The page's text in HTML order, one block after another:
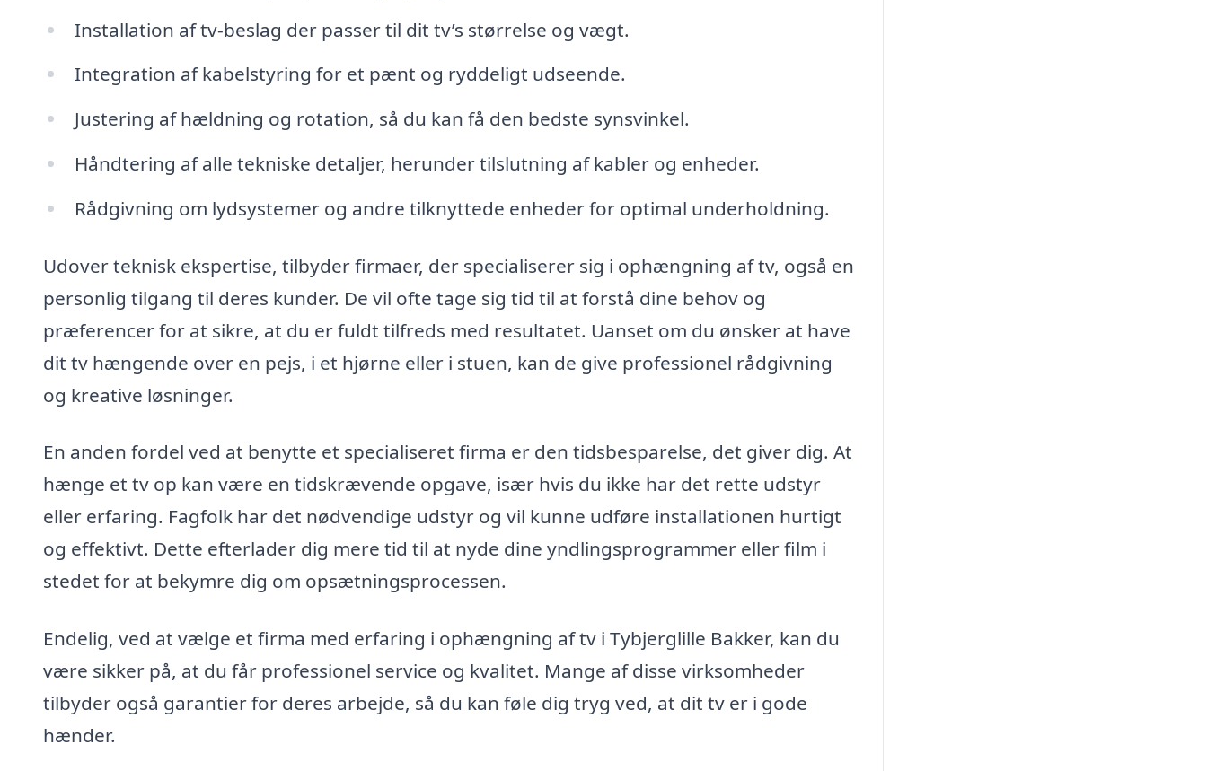
Installation af tv-beslag der passer til dit tv’s størrelse og vægt.
Integration af kabelstyring for et pænt og ryddeligt udseende.
Justering af hældning og rotation, så du kan få den bedste synsvinkel.
Håndtering af alle tekniske detaljer, herunder tilslutning af kabler og enheder.
Rådgivning om lydsystemer og andre tilknyttede enheder for optimal underholdning.
Udover teknisk ekspertise, tilbyder firmaer, der specialiserer sig i ophængning af tv, også en
personlig tilgang til deres kunder. De vil ofte tage sig tid til at forstå dine behov og
præferencer for at sikre, at du er fuldt tilfreds med resultatet. Uanset om du ønsker at have
dit tv hængende over en pejs, i et hjørne eller i stuen, kan de give professionel rådgivning
og kreative løsninger.
En anden fordel ved at benytte et specialiseret firma er den tidsbesparelse, det giver dig. At
hænge et tv op kan være en tidskrævende opgave, især hvis du ikke har det rette udstyr
eller erfaring. Fagfolk har det nødvendige udstyr og vil kunne udføre installationen hurtigt
og effektivt. Dette efterlader dig mere tid til at nyde dine yndlingsprogrammer eller film i
stedet for at bekymre dig om opsætningsprocessen.
Endelig, ved at vælge et firma med erfaring i ophængning af tv i Tybjerglille Bakker, kan du
være sikker på, at du får professionel service og kvalitet. Mange af disse virksomheder
tilbyder også garantier for deres arbejde, så du kan føle dig tryg ved, at dit tv er i gode
hænder.